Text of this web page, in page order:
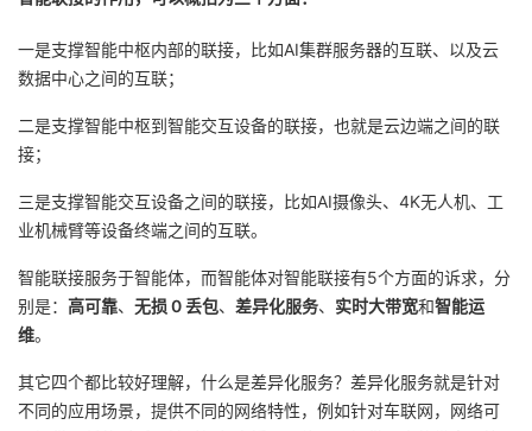
一是支撑智能中枢内部的联接，比如AI集群服务器的互联、以及云
数据中心之间的互联；
二是支撑智能中枢到智能交互设备的联接，也就是云边端之间的联
接；
三是支撑智能交互设备之间的联接，比如AI摄像头、4K无人机、工
业机械臂等设备终端之间的互联。
智能联接服务于智能体，而智能体对智能联接有5个方面的诉求，分
别是： 高可靠、 无损 0 丢包、 差异化服务、 实时大带宽和智能运
维。
其它四个都比较好理解，什么是差异化服务？差异化服务就是针对
不同的应用场景，提供不同的网络特性，例如针对车联网，网络可